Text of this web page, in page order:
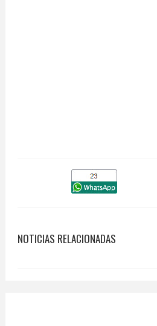
NOTICIAS RELACIONADAS